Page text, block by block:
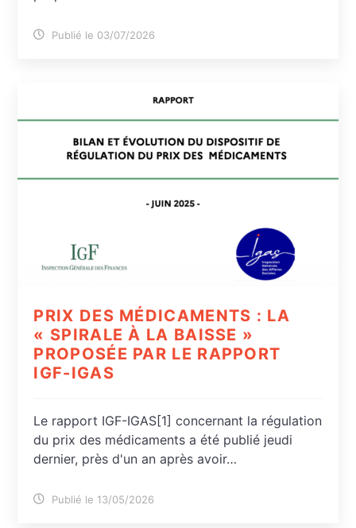
Publié le 03/07/2026
PRIX DES MÉDICAMENTS : LA
« SPIRALE À LA BAISSE »
PROPOSÉE PAR LE RAPPORT
IGF-IGAS
Le rapport IGF-IGAS[1] concernant la régulation
du prix des médicaments a été publié jeudi
dernier, près d'un an après avoir…
Publié le 13/05/2026